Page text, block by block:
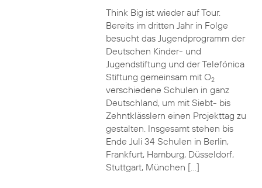
Think Big ist wieder auf Tour.
Bereits im dritten Jahr in Folge
besucht das Jugendprogramm der
Deutschen Kinder- und
Jugendstiftung und der Telefónica
Stiftung gemeinsam mit O2
verschiedene Schulen in ganz
Deutschland, um mit Siebt- bis
Zehntklässlern einen Projekttag zu
gestalten. Insgesamt stehen bis
Ende Juli 34 Schulen in Berlin,
Frankfurt, Hamburg, Düsseldorf,
Stuttgart, München […]